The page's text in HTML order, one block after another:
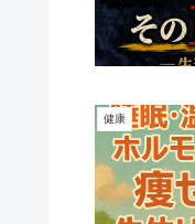
健康